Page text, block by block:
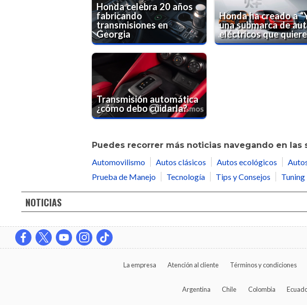
Honda celebra 20 años
fabricando
transmisiones en
Georgia
Honda ha creado a
una submarca de
eléctricos que quiere
Transmisión automática
¿cómo debo cuidarla?
Puedes recorrer más noticias navegando en las
Automovilismo
Autos clásicos Autos ecológicos
Prueba de Manejo
Tecnología Tips y Consejos Tuning
NOTICIAS
La empresa Atención al cliente Términos y condiciones
Argentina Chile Colombia